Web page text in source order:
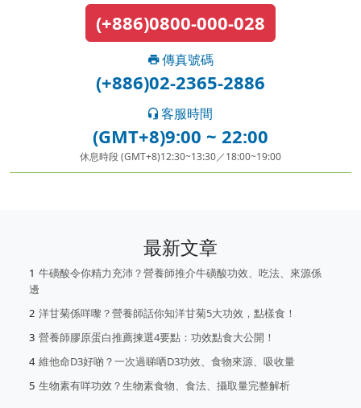
(+886)0800-000-028
傳真號碼
(+886)02-2365-2886
客服時間
(GMT+8)9:00 ~ 22:00
休息時段 (GMT+8)12:30~13:30／18:00~19:00
最新文章
牛磺酸令你精力充沛？營養師推介牛磺酸功效、吃法、來源係
邊
洋甘菊係咩嚟？營養師話你知洋甘菊5大功效，點樣食！
營養師膠原蛋白推薦揀選4要點：功效點食大公開！
維他命D3好啲？一次過睇哂D3功效、食物來源、吸收量
生物素有咩功效？生物素食物、食法、攝取量完整解析